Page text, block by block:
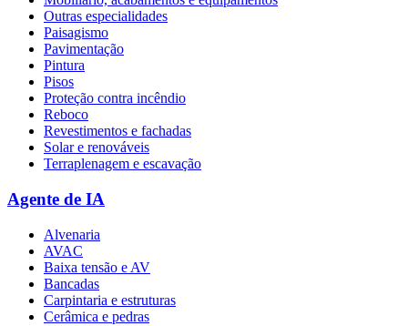
Outras especialidades
Paisagismo
Pavimentação
Pintura
Pisos
Proteção contra incêndio
Reboco
Revestimentos e fachadas
Solar e renováveis
Terraplenagem e escavação
Agente de IA
Alvenaria
AVAC
Baixa tensão e AV
Bancadas
Carpintaria e estruturas
Cerâmica e pedras